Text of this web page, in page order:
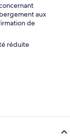
aux
de
réduite